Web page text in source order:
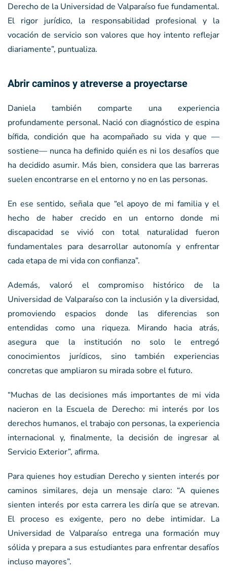
Derecho de la Universidad de Valparaíso fue fundamental.
El rigor jurídico, la responsabilidad profesional y la
vocación de servicio son valores que hoy intento reflejar
diariamente”, puntualiza.
Abrir caminos y atreverse a proyectarse
Daniela también comparte una experiencia
profundamente personal. Nació con diagnóstico de espina
bífida, condición que ha acompañado su vida y que —
sostiene— nunca ha definido quién es ni los desafíos que
ha decidido asumir. Más bien, considera que las barreras
suelen encontrarse en el entorno y no en las personas.
En ese sentido, señala que “el apoyo de mi familia y el
hecho de haber crecido en un entorno donde mi
discapacidad se vivió con total naturalidad fueron
fundamentales para desarrollar autonomía y enfrentar
cada etapa de mi vida con confianza”.
Además, valoró el compromiso histórico de la
Universidad de Valparaíso con la inclusión y la diversidad,
promoviendo espacios donde las diferencias son
entendidas como una riqueza. Mirando hacia atrás,
asegura que la institución no solo le entregó
conocimientos jurídicos, sino también experiencias
concretas que ampliaron su mirada sobre el futuro.
“Muchas de las decisiones más importantes de mi vida
nacieron en la Escuela de Derecho: mi interés por los
derechos humanos, el trabajo con personas, la experiencia
internacional y, finalmente, la decisión de ingresar al
Servicio Exterior”, afirma.
Para quienes hoy estudian Derecho y sienten interés por
caminos similares, deja un mensaje claro: “A quienes
sienten interés por esta carrera les diría que se atrevan.
El proceso es exigente, pero no debe intimidar. La
Universidad de Valparaíso entrega una formación muy
sólida y prepara a sus estudiantes para enfrentar desafíos
incluso mayores”.